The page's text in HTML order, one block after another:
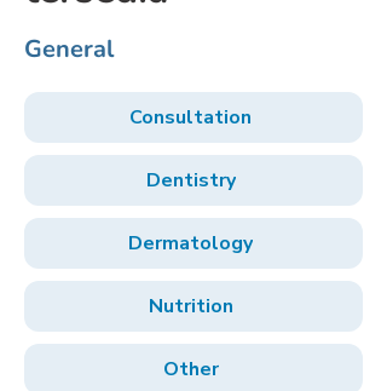
General
Consultation
Dentistry
Dermatology
Nutrition
Other